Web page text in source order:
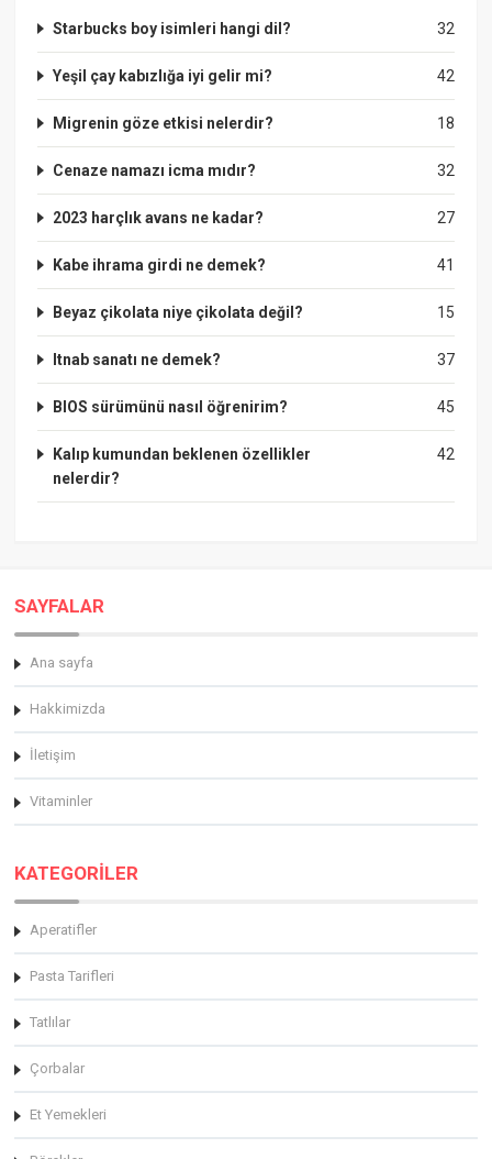
32
Starbucks boy isimleri hangi dil?
42
Yeşil çay kabızlığa iyi gelir mi?
18
Migrenin göze etkisi nelerdir?
32
Cenaze namazı icma mıdır?
27
2023 harçlık avans ne kadar?
41
Kabe ihrama girdi ne demek?
15
Beyaz çikolata niye çikolata değil?
37
Itnab sanatı ne demek?
45
BIOS sürümünü nasıl öğrenirim?
42
Kalıp kumundan beklenen özellikler
nelerdir?
SAYFALAR
Ana sayfa
Hakkimizda
İletişim
Vitaminler
KATEGORİLER
Aperatifler
Pasta Tarifleri
Tatlılar
Çorbalar
Et Yemekleri